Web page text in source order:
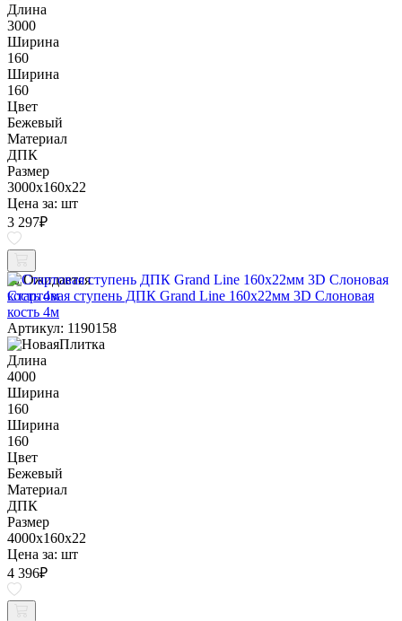
Длина
3000
Ширина
160
Ширина
160
Цвет
Бежевый
Материал
ДПК
Размер
3000x160x22
Цена за: шт
3 297₽
Ожидается
Стартовая ступень ДПК Grand Line 160х22мм 3D Слоновая
кость 4м
Артикул: 1190158
Длина
4000
Ширина
160
Ширина
160
Цвет
Бежевый
Материал
ДПК
Размер
4000x160x22
Цена за: шт
4 396₽